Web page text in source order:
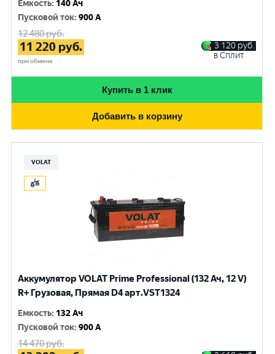
Емкость: 140 Ач
Пусковой ток:900 A
12 480руб.
11 220 руб.
при обмене
3 120 руб.
в Сплит
Купить в 1 клик
Добавить в корзину
VOLAT
Аккумулятор VOLAT Prime Professional (132 Ач, 12 V)
R+ Грузовая, Прямая D4 арт.VST1324
Емкость: 132 Ач
Пусковой ток:900 A
14 470руб.